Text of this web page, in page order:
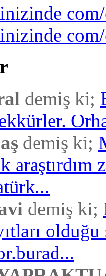
demiş ki;
demiş ki;
araştırdım
demiş ki;